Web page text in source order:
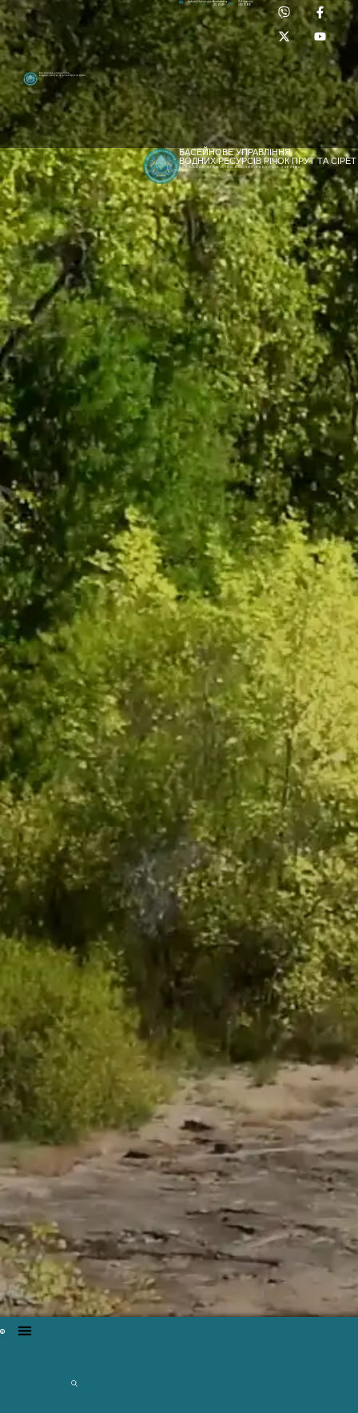
[newyear_garland]
Басейнове управління
водних ресурсів річок Прут та Сірет
Лабораторія:
(0372) 53-92-00
dpbuvr@dpbuvr.gov.uaПриймальня:
(0372) 51-14-56
БАСЕЙНОВЕ УПРАВЛІННЯ
ВОДНИХ РЕСУРСІВ РІЧОК ПРУТ ТА СІРЕТ
ДЕРЖАВНЕ АГЕНТСТВО ВОДНИХ РЕСУРСІВ УКРАЇНИ